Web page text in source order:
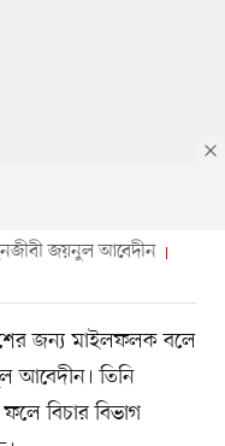
জয়নুল আবেদীন
জন্য মাইলফলক বলে
আবেদীন। তিনি
বিচার বিভাগ